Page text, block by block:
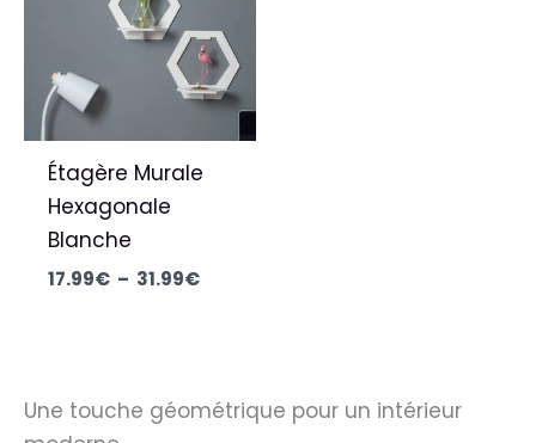
Étagère Murale
Hexagonale
Blanche
17.99€ – 31.99€
31.99€
Une touche géométrique pour un intérieur